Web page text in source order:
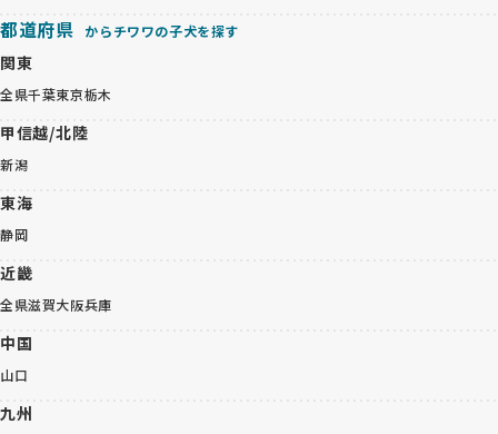
都道府県 からチワワの子犬を探す
関東
全県千葉東京栃木
甲信越/北陸
新潟
東海
静岡
近畿
全県滋賀大阪兵庫
中国
山口
九州